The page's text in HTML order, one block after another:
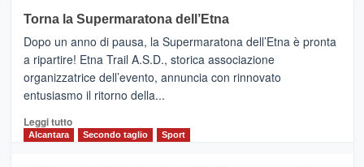
BROOKS
SuperMaratona
dell’Etna,
presentata
l’edizione
2026
Torna la Supermaratona dell’Etna
Dopo un anno di pausa, la Supermaratona dell’Etna è pronta
a ripartire! Etna Trail A.S.D., storica associazione
organizzatrice dell’evento, annuncia con rinnovato
entusiasmo il ritorno della...
Leggi tuttoLeggi
Alcantara Secondo taglio Sport